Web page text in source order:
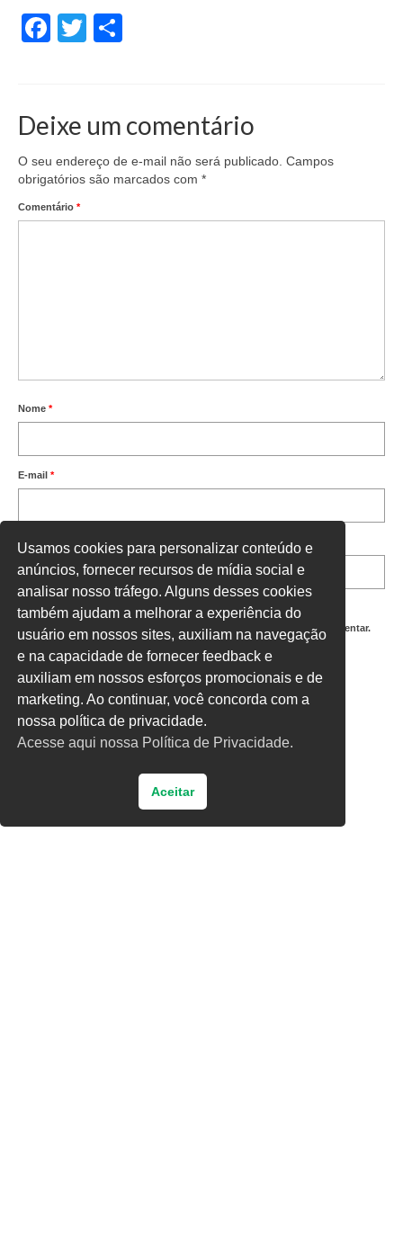
Facebook
Twitter
Deixe um comentário
O seu endereço de e-mail não será publicado. Campos
obrigatórios são marcados com *
Comentário *
Nome *
E-mail *
Site
Salvar meus dados neste navegador para a próxima vez que eu comentar.
Digite uma resposta em números:
19 − sete =
Usamos cookies para personalizar conteúdo e
anúncios, fornecer recursos de mídia social e
analisar nosso tráfego. Alguns desses cookies
também ajudam a melhorar a experiência do
usuário em nossos sites, auxiliam na navegação
e na capacidade de fornecer feedback e
auxiliam em nossos esforços promocionais e de
marketing. Ao continuar, você concorda com a
nossa política de privacidade.
Acesse aqui nossa Política de Privacidade.
Aceitar